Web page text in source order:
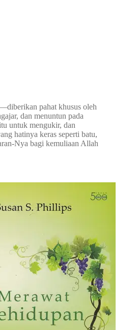
pahat khusus oleh
dan menuntun pada
untuk mengukir, dan
hatinya keras seperti batu,
Nya bagi kemuliaan Allah